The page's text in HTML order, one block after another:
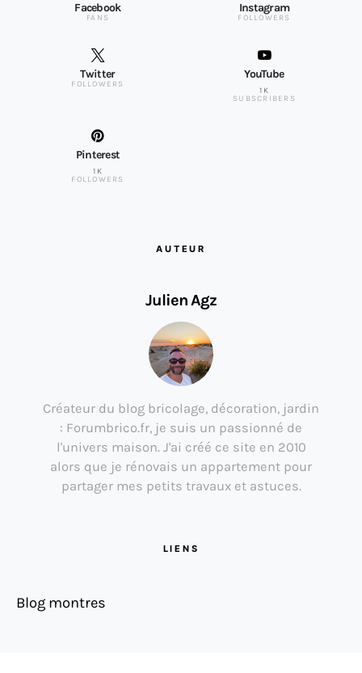
Facebook
FANS
Instagram
FOLLOWERS
Twitter
FOLLOWERS
YouTube
1K
SUBSCRIBERS
Pinterest
1K
FOLLOWERS
AUTEUR
Julien Agz
Créateur du blog bricolage, décoration, jardin
: Forumbrico.fr, je suis un passionné de
l'univers maison. J'ai créé ce site en 2010
alors que je rénovais un appartement pour
partager mes petits travaux et astuces.
LIENS
Blog montres